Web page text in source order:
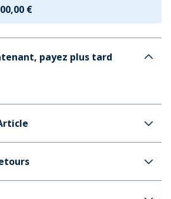
€
payez plus tard
All Star Hi Baskets Oops